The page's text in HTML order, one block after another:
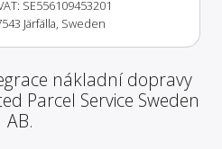
SE556109453201
Järfälla, Sweden
nákladní dopravy
Parcel Service Sweden
AB.